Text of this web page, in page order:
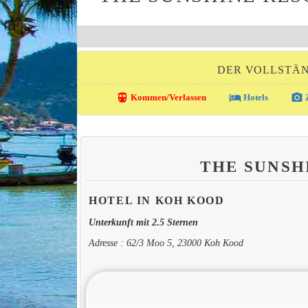
DER
directions_transit Kommen/Verlassen local_hotelHotels photo_camera
THE
HOTEL IN KOH KOOD
Unterkunft mit 2.5 Sternen
Adresse : 62/3 Moo 5, 23000 Koh Kood